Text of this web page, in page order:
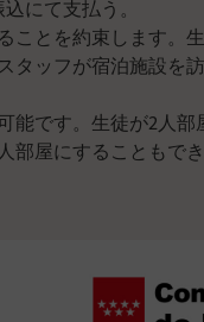
にて支払う。
ことを約束します
ッフが宿泊施設
です。生徒が2人
部屋にすることもでき